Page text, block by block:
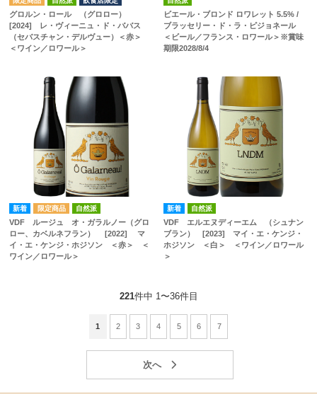
グロルン・ロール （グロロー）
[2024] レ・ヴィーニュ・ド・ババス
（セバスチャン・デルヴュー）＜赤＞
＜ワイン／ロワール＞
ビエール・ブロンド ロワレット 5.5% /
ブラッセリー・ド・ラ・ピジョネール
＜ビール／フランス・ロワール＞※賞味
期限2028/8/4
自然派
VDF ルージュ オ・ガラルノー（グロ
ロー、カベルネフラン） [2022] マ
イ・エ・ケンジ・ホジソン ＜赤＞ ＜
ワイン／ロワール＞
自然派
VDF エルエヌディーエム （シュナン
ブラン） [2023] マイ・エ・ケンジ・
ホジソン ＜白＞ ＜ワイン／ロワール
＞
221件中 1〜36件目
1 2 3 4 5 6 7